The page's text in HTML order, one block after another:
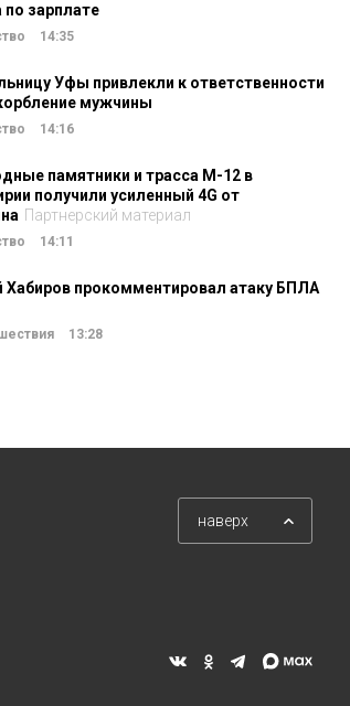
по зарплате
14:35
Уфы привлекли к ответственности
мужчины
14:16
памятники и трасса М-12 в
получили усиленный 4G от
Партнерский материал
14:11
Хабиров прокомментировал атаку БПЛА
13:28
наверх